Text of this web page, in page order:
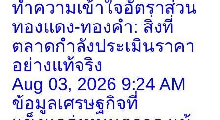
ทำความเข้าใจอัตราส่วน
ทองแดง-ทองคำ: สิ่งที่
ตลาดกำลังประเมินราคา
อย่างแท้จริง
Aug 03, 2026 9:24 AM
ข้อมูลเศรษฐกิจที่